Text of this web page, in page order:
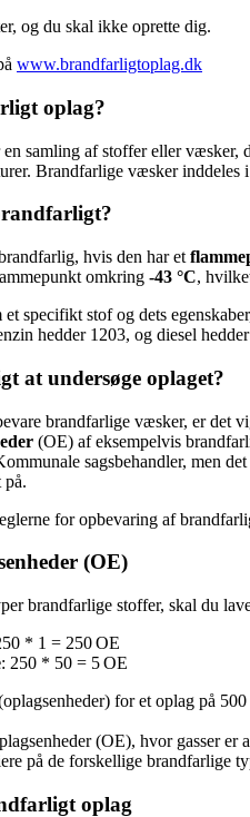
og du skal ikke oprette dig.
www.brandfarligtoplag.dk
oplag?
en samling af stoffer eller væsker,
Brandfarlige væsker inddeles
hvis den har et
omkring -43 °C,
specifikt stof og dets
hedder 1203, og diesel
at undersøge oplaget?
brandfarlige væsker, er det
(OE) af eksempelvis
sagsbehandler, men
for opbevaring af
(OE)
brandfarlige stoffer, skal du
* 1 = 250 OE
: 250 * 50 = 5 OE
for et oplag på
(OE), hvor gasser er
på de forskellige brandfarlige
oplag